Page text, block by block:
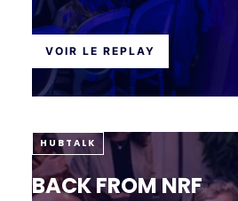
VOIR LE REPLAY
HUBTALK
BACK FROM NRF